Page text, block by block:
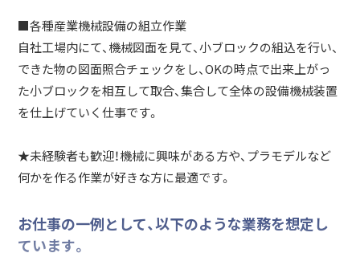
■各種産業機械設備の組立作業
自社工場内にて、機械図面を見て、小ブロックの組込を行い、
できた物の図面照合チェックをし、OKの時点で出来上がっ
た小ブロックを相互して取合、集合して全体の設備機械装置
を仕上げていく仕事です。
★未経験者も歓迎！機械に興味がある方や、プラモデルなど
何かを作る作業が好きな方に最適です。
お仕事の一例として、以下のような業務を想定し
ています。